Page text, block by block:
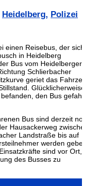
Heidelberg, Polizei
einen Reisebus, der sich
in Heidelberg
Bus vom Heidelberger
Schlierbacher
geriet das
Glücklicherweise
den Bus
Bus sind derzeit
Hausackerweg
Landstraße bis auf
werden
sind vor Ort,
des Busses zu